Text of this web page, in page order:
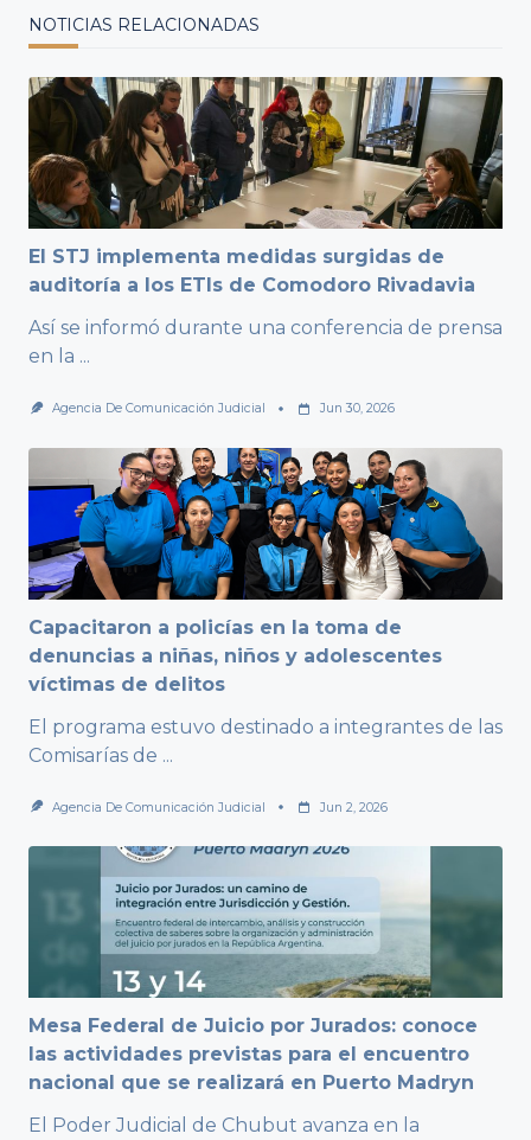
NOTICIAS RELACIONADAS
El STJ implementa medidas surgidas de
auditoría a los ETIs de Comodoro Rivadavia
Así se informó durante una conferencia de prensa
en la ...
Agencia De Comunicación Judicial Jun 30, 2026
Capacitaron a policías en la toma de
denuncias a niñas, niños y adolescentes
víctimas de delitos
El programa estuvo destinado a integrantes de las
Comisarías de ...
Agencia De Comunicación Judicial Jun 2, 2026
Mesa Federal de Juicio por Jurados: conoce
las actividades previstas para el encuentro
nacional que se realizará en Puerto Madryn
El Poder Judicial de Chubut avanza en la